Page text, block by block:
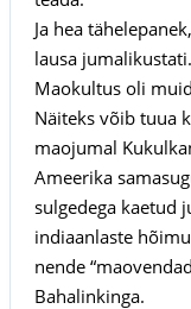
Ja hea
lausa jumalikustati.
Maokultus oli
Näiteks võib tuua
maojumal
Ameerika
sulgedega kaetud
indiaanlaste
nende
Bahalinkinga.